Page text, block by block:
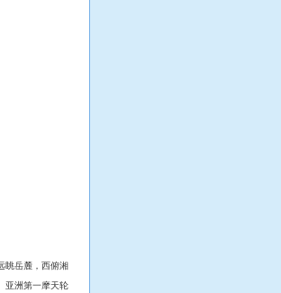
眺岳麓，西俯湘
亚洲第一摩天轮